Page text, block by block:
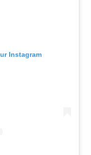
Instagram